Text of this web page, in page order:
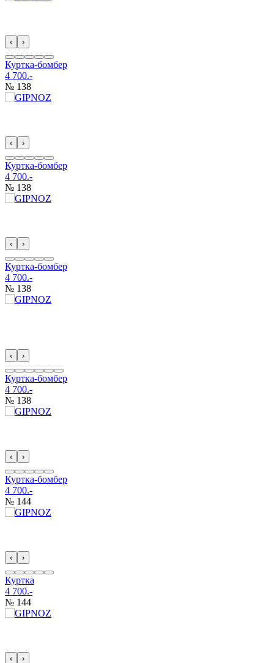
‹ ›
Куртка-бомбер
4 700.-
№ 138
‹ ›
Куртка-бомбер
4 700.-
№ 138
‹ ›
Куртка-бомбер
4 700.-
№ 138
‹ ›
Куртка-бомбер
4 700.-
№ 138
‹ ›
Куртка-бомбер
4 700.-
№ 144
‹ ›
Куртка
4 700.-
№ 144
‹ ›